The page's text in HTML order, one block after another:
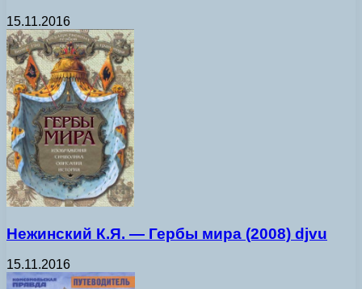
15.11.2016
Нежинский К.Я. — Гербы мира (2008) djvu
15.11.2016